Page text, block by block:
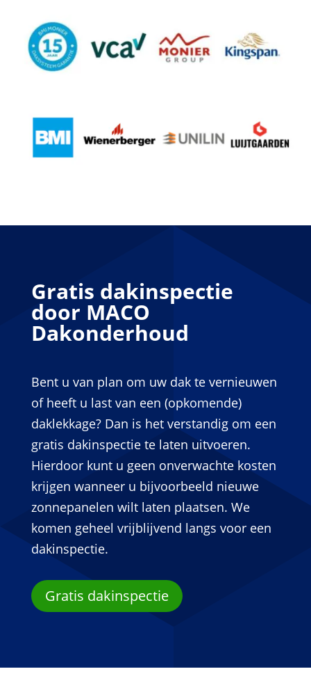
Gratis dakinspectie
door MACO
Dakonderhoud
Bent u van plan om uw dak te vernieuwen
of heeft u last van een (opkomende)
daklekkage? Dan is het verstandig om een
gratis dakinspectie te laten uitvoeren.
Hierdoor kunt u geen onverwachte kosten
krijgen wanneer u bijvoorbeeld nieuwe
zonnepanelen wilt laten plaatsen. We
komen geheel vrijblijvend langs voor een
dakinspectie.
Gratis dakinspectie